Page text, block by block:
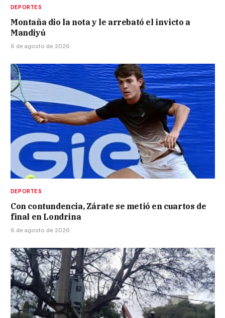
DEPORTES
Montaña dio la nota y le arrebató el invicto a
Mandiyú
6 de agosto de 2026
DEPORTES
Con contundencia, Zárate se metió en cuartos de
final en Londrina
6 de agosto de 2026